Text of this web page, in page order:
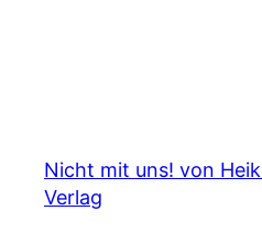
Nicht mit uns! von
Verlag